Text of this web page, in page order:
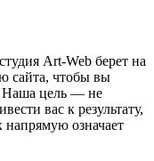
Art-Web берет на
сайта, чтобы вы
Наша цель — не
вас к результату,
означает